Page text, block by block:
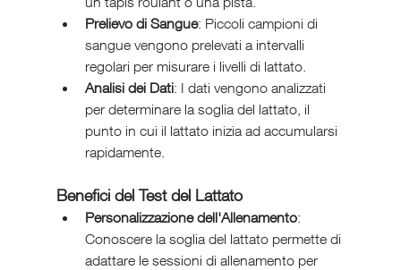
Prelievo di Sangue: Piccoli campioni di
sangue vengono prelevati a intervalli
regolari per misurare i livelli di lattato.
Analisi dei Dati: I dati vengono analizzati
per determinare la soglia del lattato, il
punto in cui il lattato inizia ad accumularsi
rapidamente.
Benefici del Test del Lattato
Personalizzazione dell'Allenamento:
Conoscere la soglia del lattato permette di
adattare le sessioni di allenamento per